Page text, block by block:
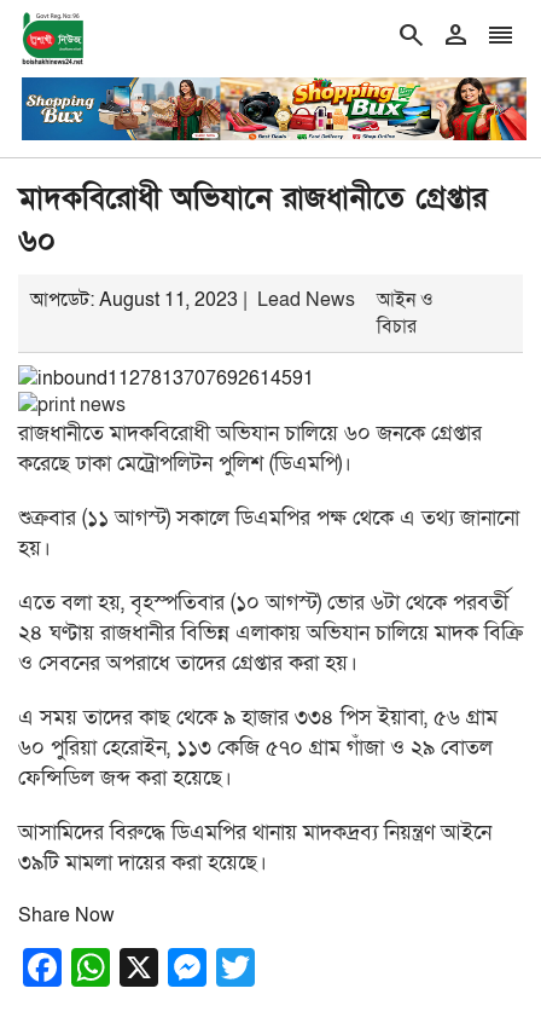
search person reorder
শিরোনাম
কৃতিত্ব নিয়েই এক দল বেশি ব্যস্ত: তথ্যমন্ত্রী double_arrowরাষ্ট্রপতি পদে
মাদকবিরোধী অভিযানে রাজধানীতে গ্রেপ্তার
৬০
আপডেট: August 11, 2023 | Lead News
আইন ও
বিচার
রাজধানীতে মাদকবিরোধী অভিযান চালিয়ে ৬০ জনকে গ্রেপ্তার
করেছে ঢাকা মেট্রোপলিটন পুলিশ (ডিএমপি)।
শুক্রবার (১১ আগস্ট) সকালে ডিএমপির পক্ষ থেকে এ তথ্য জানানো
হয়।
এতে বলা হয়, বৃহস্পতিবার (১০ আগস্ট) ভোর ৬টা থেকে পরবর্তী
২৪ ঘণ্টায় রাজধানীর বিভিন্ন এলাকায় অভিযান চালিয়ে মাদক বিক্রি
ও সেবনের অপরাধে তাদের গ্রেপ্তার করা হয়।
এ সময় তাদের কাছ থেকে ৯ হাজার ৩৩৪ পিস ইয়াবা, ৫৬ গ্রাম
৬০ পুরিয়া হেরোইন, ১১৩ কেজি ৫৭০ গ্রাম গাঁজা ও ২৯ বোতল
ফেন্সিডিল জব্দ করা হয়েছে।
আসামিদের বিরুদ্ধে ডিএমপির থানায় মাদকদ্রব্য নিয়ন্ত্রণ আইনে
৩৯টি মামলা দায়ের করা হয়েছে।
Share Now
Facebook
WhatsApp
X Messenger